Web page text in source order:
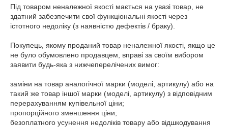
Під товаром неналежної якості мається на увазі товар, не
здатний забезпечити свої функціональні якості через
істотного недоліку (з наявністю дефектів / браку).
Покупець, якому проданий товар неналежної якості, якщо це
не було обумовлено продавцем, вправі за своїм вибором
заявити будь-яка з нижчеперелічених вимог:
заміни на товар аналогічної марки (моделі, артикулу) або на
такий же товар іншої марки (моделі, артикулу) з відповідним
перерахуванням купівельної ціни;
пропорційного зменшення ціни;
безоплатного усунення недоліків товару або відшкодування